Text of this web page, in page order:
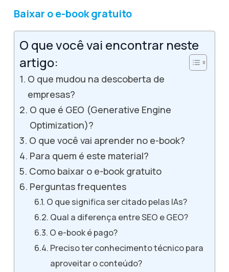
Baixar o e-book gratuito
O que você vai encontrar neste
artigo:
O que mudou na descoberta de
empresas?
O que é GEO (Generative Engine
Optimization)?
O que você vai aprender no e-book?
Para quem é este material?
Como baixar o e-book gratuito
Perguntas frequentes
O que significa ser citado pelas IAs?
Qual a diferença entre SEO e GEO?
O e-book é pago?
Preciso ter conhecimento técnico para
aproveitar o conteúdo?